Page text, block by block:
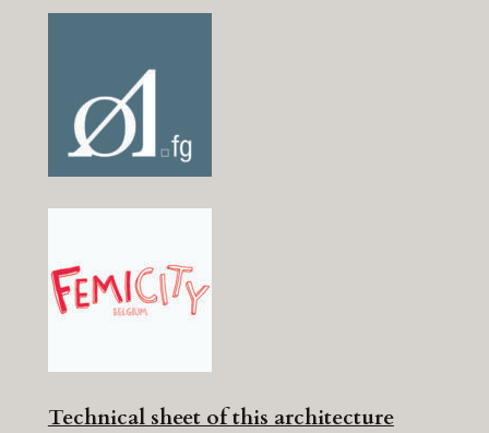
Technical sheet of this architecture